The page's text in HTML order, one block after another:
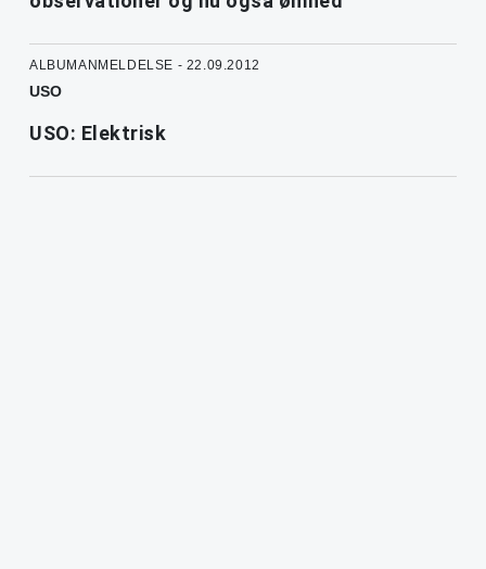
ALBUMANMELDELSE - 22.09.2012
USO
USO: Elektrisk